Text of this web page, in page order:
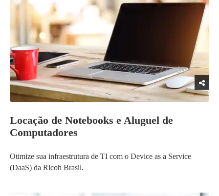
Locação de Notebooks e Aluguel de
Computadores
Otimize sua infraestrutura de TI com o Device as a Service
(DaaS) da Ricoh Brasil.